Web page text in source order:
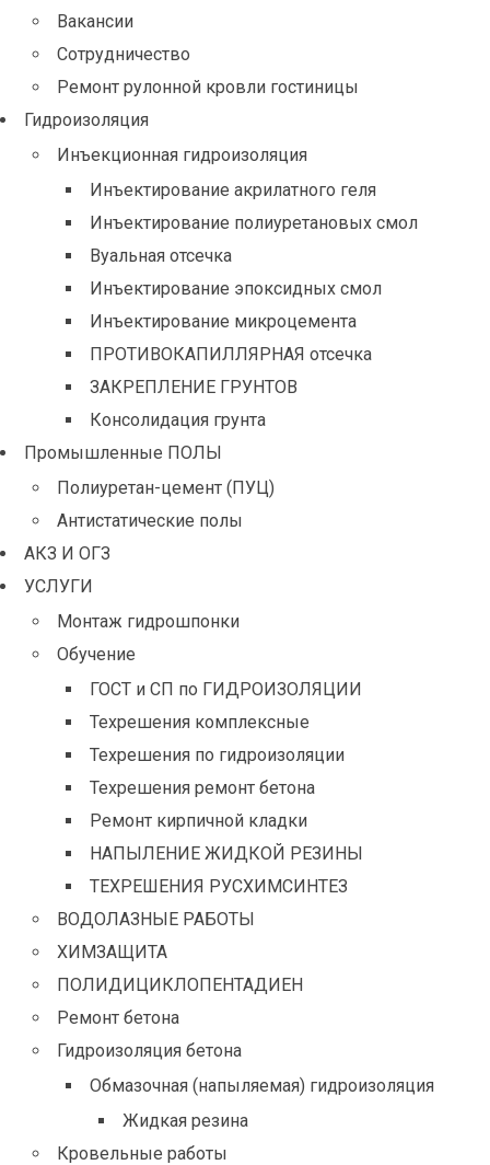
Вакансии
Сотрудничество
Ремонт рулонной кровли гостиницы
Гидроизоляция
Инъекционная гидроизоляция
Инъектирование акрилатного геля
Инъектирование полиуретановых смол
Вуальная отсечка
Инъектирование эпоксидных смол
Инъектирование микроцемента
ПРОТИВОКАПИЛЛЯРНАЯ отсечка
ЗАКРЕПЛЕНИЕ ГРУНТОВ
Консолидация грунта
Промышленные ПОЛЫ
Полиуретан-цемент (ПУЦ)
Антистатические полы
АКЗ И ОГЗ
УСЛУГИ
Монтаж гидрошпонки
Обучение
ГОСТ и СП по ГИДРОИЗОЛЯЦИИ
Техрешения комплексные
Техрешения по гидроизоляции
Техрешения ремонт бетона
Ремонт кирпичной кладки
НАПЫЛЕНИЕ ЖИДКОЙ РЕЗИНЫ
ТЕХРЕШЕНИЯ РУСХИМСИНТЕЗ
ВОДОЛАЗНЫЕ РАБОТЫ
ХИМЗАЩИТА
ПОЛИДИЦИКЛОПЕНТАДИЕН
Ремонт бетона
Гидроизоляция бетона
Обмазочная (напыляемая) гидроизоляция
Жидкая резина
Кровельные работы